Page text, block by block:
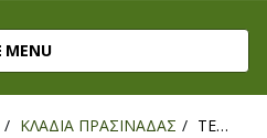
MENUToggle navigation
ΚΛΑΔΙΑ ΠΡΑΣΙΝΑΔΑΣ ΤΕΧΝΗΤΟ ΚΛΑΔΙ ΕΥΚΑΛΥΠΤΟΣ ΓΚΡΙ 70ΕΚ.